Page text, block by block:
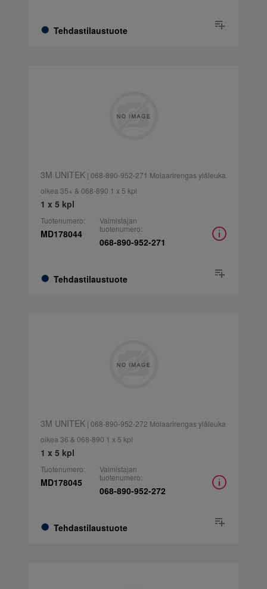
Tehdastilaustuote
3M UNITEK| 068-890-952-271 Molaarirengas yläleuka
oikea 35+ & 068-890 1 x 5 kpl
1 x 5 kpl
Tuotenumero:
MD178044
Tehdastilaustuote
Valmistajan
tuotenumero:
068-890-952-271
3M UNITEK| 068-890-952-272 Molaarirengas yläleuka
oikea 36 & 068-890 1 x 5 kpl
1 x 5 kpl
Tuotenumero:
MD178045
Tehdastilaustuote
Valmistajan
tuotenumero:
068-890-952-272